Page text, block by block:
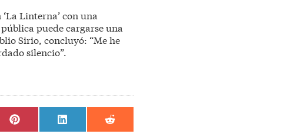
Linterna’ con una
puede cargarse una
Sirio, concluyó: “Me he
silencio”.
Compartir
en
Compartir
en
Compartir
en